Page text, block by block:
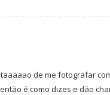
de me fotografar
é como dizes e dão